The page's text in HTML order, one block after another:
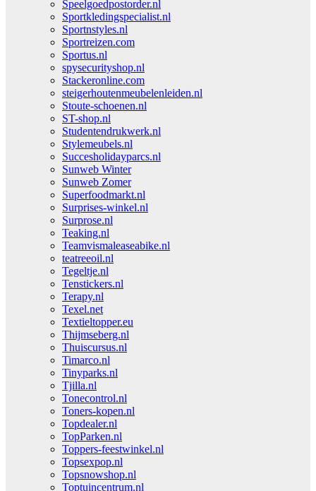
Speelgoedpostorder.nl
Sportkledingspecialist.nl
Sportnstyles.nl
Sportreizen.com
Sportus.nl
spysecurityshop.nl
Stackeronline.com
steigerhoutenmeubelenleiden.nl
Stoute-schoenen.nl
ST-shop.nl
Studentendrukwerk.nl
Stylemeubels.nl
Succesholidayparcs.nl
Sunweb Winter
Sunweb Zomer
Superfoodmarkt.nl
Surprises-winkel.nl
Surprose.nl
Teaking.nl
Teamvismaleaseabike.nl
teatreeoil.nl
Tegeltje.nl
Tenstickers.nl
Terapy.nl
Texel.net
Textieltopper.eu
Thijmseberg.nl
Thuiscursus.nl
Timarco.nl
Tinyparks.nl
Tjilla.nl
Tonecontrol.nl
Toners-kopen.nl
Topdealer.nl
TopParken.nl
Toppers-feestwinkel.nl
Topsexpop.nl
Topsnowshop.nl
Toptuincentrum.nl